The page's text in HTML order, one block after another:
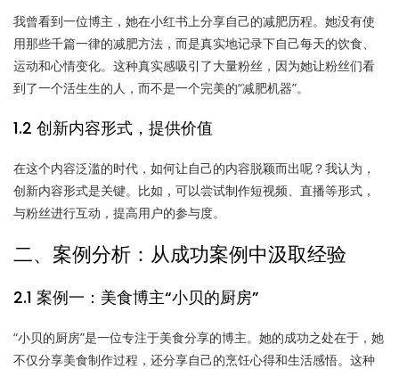
我曾看到一位博主，她在小红书上分享自己的减肥历程。她没有使
用那些千篇一律的减肥方法，而是真实地记录下自己每天的饮食、
运动和心情变化。这种真实感吸引了大量粉丝，因为她让粉丝们看
到了一个活生生的人，而不是一个完美的“减肥机器”。
1.2 创新内容形式，提供价值
在这个内容泛滥的时代，如何让自己的内容脱颖而出呢？我认为，
创新内容形式是关键。比如，可以尝试制作短视频、直播等形式，
与粉丝进行互动，提高用户的参与度。
二、案例分析：从成功案例中汲取经验
2.1 案例一：美食博主“小贝的厨房”
“小贝的厨房”是一位专注于美食分享的博主。她的成功之处在于，她
不仅分享美食制作过程，还分享自己的烹饪心得和生活感悟。这种